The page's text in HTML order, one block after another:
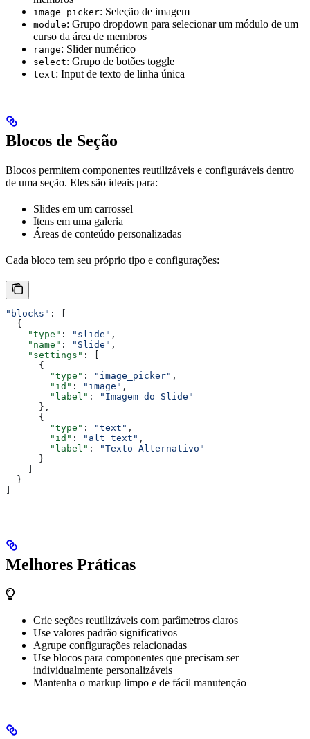
image_picker: Seleção de imagem
module: Grupo dropdown para selecionar um módulo de um
curso da área de membros
range: Slider numérico
select: Grupo de botões toggle
text: Input de texto de linha única
Blocos de Seção
Blocos permitem componentes reutilizáveis e configuráveis dentro
de uma seção. Eles são ideais para:
Slides em um carrossel
Itens em uma galeria
Áreas de conteúdo personalizadas
Cada bloco tem seu próprio tipo e configurações:
"blocks" : [
  {
    "type"
: "slide" ,
    "name"
: "Slide" ,
    "settings"
: [
      {
        "type"
: "image_picker" ,
        "id"
: "image" ,
        "label"
:
"Imagem do Slide"
      },
      {
        "type"
: "text" ,
        "id"
: "alt_text" ,
        "label"
:
"Texto Alternativo"
      }
  }
Melhores Práticas
Crie seções reutilizáveis com parâmetros claros
Use valores padrão significativos
Agrupe configurações relacionadas
Use blocos para componentes que precisam ser
individualmente personalizáveis
Mantenha o markup limpo e de fácil manutenção